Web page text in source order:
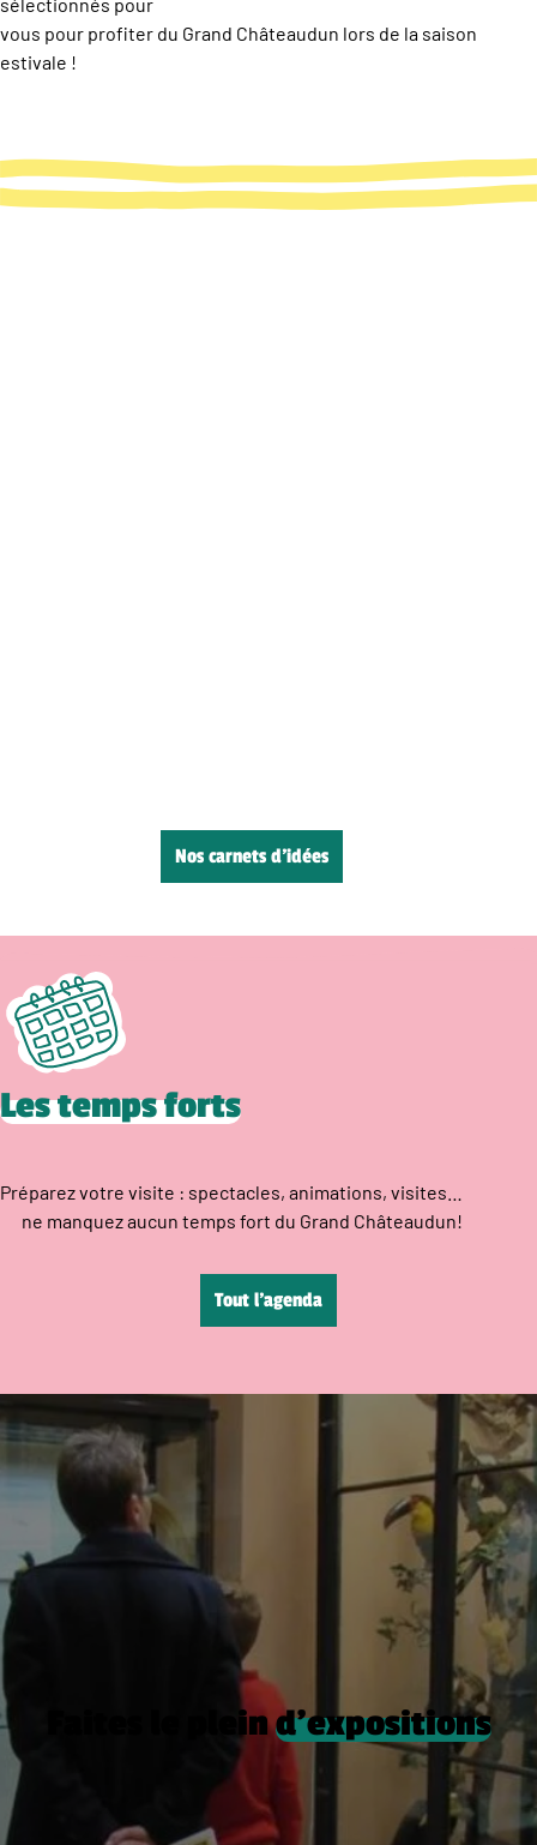
vous pour profiter du Grand Châteaudun lors de la saison
estivale !
Nos carnets d’idées
Les temps forts
Préparez votre visite : spectacles, animations, visites…
ne manquez aucun temps fort du Grand Châteaudun!
Tout l’agenda
Faites le pleind’expositions